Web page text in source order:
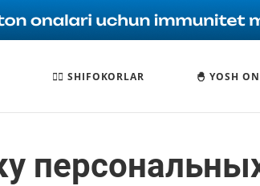
🧑‍⚕️ SHIFOKORLAR 🐣 YOSH